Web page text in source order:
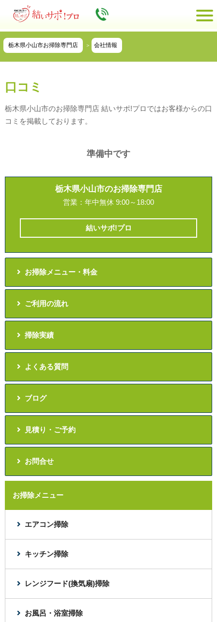
栃木県小山市お掃除専門店 会社情報
口コミ
栃木県小山市のお掃除専門店 結いサポ!プロではお客様からの口
コミを掲載しております。
準備中です
栃木県小山市のお掃除専門店
営業：年中無休 9:00～18:00
結いサポ!プロ
お掃除メニュー・料金
ご利用の流れ
掃除実績
よくある質問
ブログ
見積り・ご予約
お問合せ
お掃除メニュー
エアコン掃除
キッチン掃除
レンジフード(換気扇)掃除
お風呂・浴室掃除